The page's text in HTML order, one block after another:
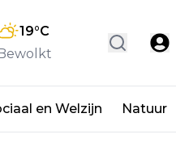
19°C
en Welzijn Natuur